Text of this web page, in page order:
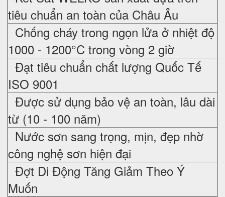
tiêu chuẩn an toàn của Châu Âu
Chống cháy trong ngọn lửa ở nhiệt độ
1000 - 1200°C trong vòng 2 giờ
Đạt tiêu chuẩn chất lượng Quốc Tế
ISO 9001
Được sử dụng bảo vệ an toàn, lâu dài
từ (10 - 100 năm)
Nước sơn sang trọng, mịn, đẹp nhờ
công nghệ sơn hiện đại
Đợt Di Động Tăng Giảm Theo Ý
Muốn